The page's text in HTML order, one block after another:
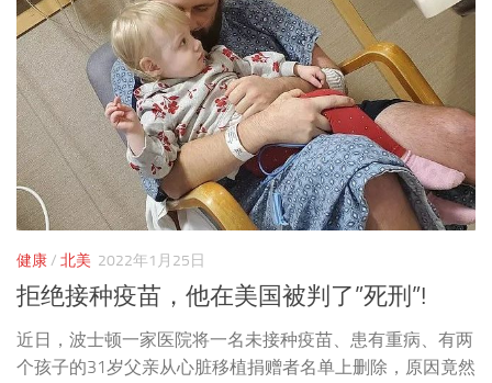
健康/ 北美 2022年1月25日
拒绝接种疫苗，他在美国被判了”死刑”!
近日，波士顿一家医院将一名未接种疫苗、患有重病、有两
个孩子的31岁父亲从心脏移植捐赠者名单上删除，原因竟然